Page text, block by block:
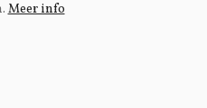
Meer info